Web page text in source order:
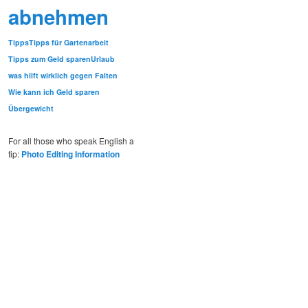
abnehmen
TippsTipps für Gartenarbeit
Tipps zum Geld sparenUrlaub
was hilft wirklich gegen Falten
Wie kann ich Geld sparen
Übergewicht
For all those who speak English a
tip: Photo Editing Information